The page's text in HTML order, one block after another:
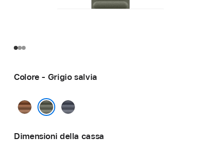
Colore - Grigio salvia
Caramello
Blu
Dimensioni della cassa